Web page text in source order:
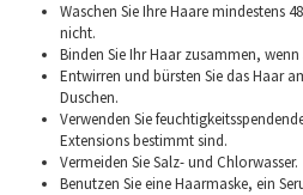
Waschen Sie Ihre Haare mindestens
nicht.
Binden Sie Ihr Haar zusammen,
Entwirren und bürsten Sie das Haar
Duschen.
Verwenden Sie
Extensions bestimmt sind.
Vermeiden Sie Salz- und Chlorwasser.
Benutzen Sie eine Haarmaske, ein